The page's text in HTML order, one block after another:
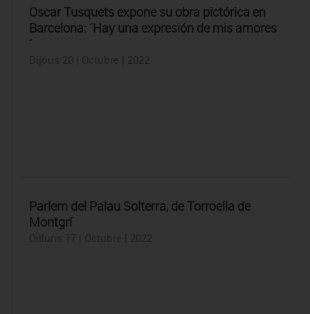
Oscar Tusquets expone su obra pictórica en
Barcelona: ´Hay una expresión de mis amores
´
Parlem del Palau Solterra, de Torroella de
Montgrí